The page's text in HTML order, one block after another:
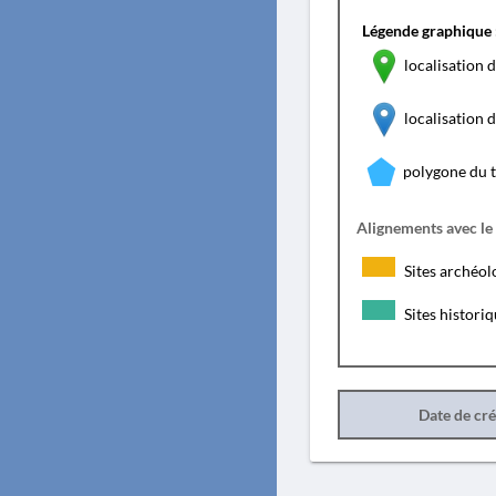
Légende graphique
localisation
localisation
polygone du
Alignements avec
Sites
Sites
Date de